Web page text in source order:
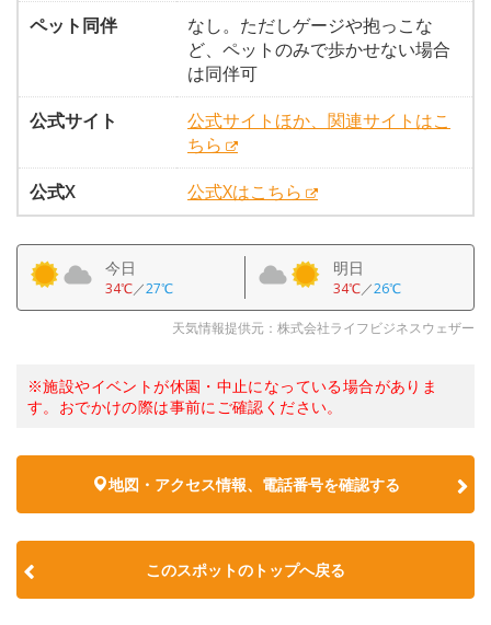
ペット同伴
なし。ただしゲージや抱っこな
ど、ペットのみで歩かせない場合
は同伴可
公式サイト
公式サイトほか、関連サイトはこ
ちら
公式X
公式Xはこちら
今日
34℃／27℃
明日
34℃／26℃
天気情報提供元：株式会社ライフビジネスウェザー
※施設やイベントが休園・中止になっている場合がありま
す。おでかけの際は事前にご確認ください。
地図・アクセス情報、電話番号を確認する
このスポットのトップへ戻る